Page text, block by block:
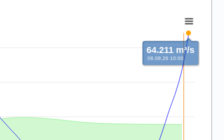
64.211 m³/s
06.08.26 10:00